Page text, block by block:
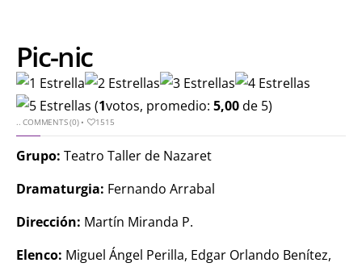
Pic-nic
(1votos, promedio: 5,00de 5)
..COMMENTS (0)• 1515
Grupo: Teatro Taller de Nazaret
Dramaturgia: Fernando Arrabal
Dirección: Martín Miranda P.
Elenco: Miguel Ángel Perilla, Edgar Orlando Benítez,